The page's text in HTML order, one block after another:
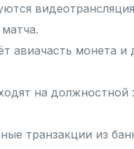
авиачасть монета
на должностной
транзакции из